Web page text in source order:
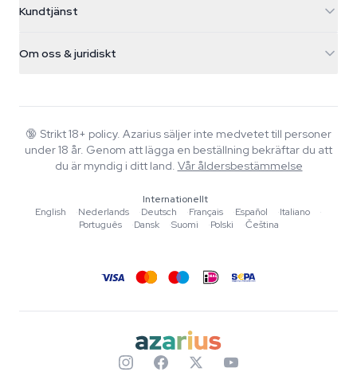
Nederland
+31(0)204897914
Magiska svampar
Smokeshop
Kundtjänst
Returpolicy
Vanliga frågor
Integritetspolicy
Om oss & juridiskt
Wiki
Blog
Musik
Redaktionella standarder
Verktyg & Kalkylatorer
🔞 Strikt 18+ policy. Azarius säljer inte medvetet till personer
under 18 år. Genom att lägga en beställning bekräftar du att
du är myndig i ditt land. Vår åldersbestämmelse
Internationellt
English
·Nederlands ·Deutsch ·Français ·Español ·Italiano
·
Português
·Dansk ·Suomi ·Polski ·Čeština